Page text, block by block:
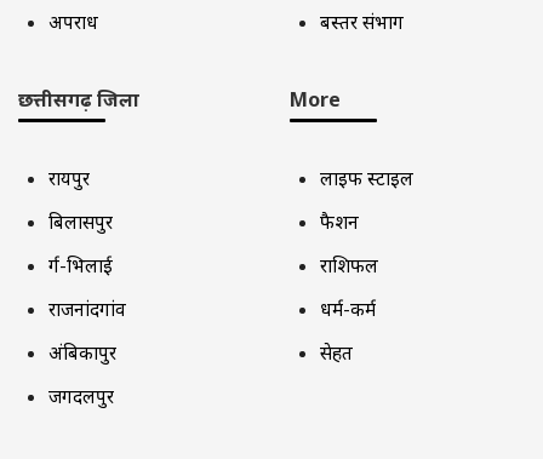
अपराध
बस्तर संभाग
छत्तीसगढ़ जिला
रायपुर
बिलासपुर
दुर्ग-भिलाई
राजनांदगांव
अंबिकापुर
जगदलपुर
More
लाइफ स्टाइल
फैशन
राशिफल
धर्म-कर्म
सेहत